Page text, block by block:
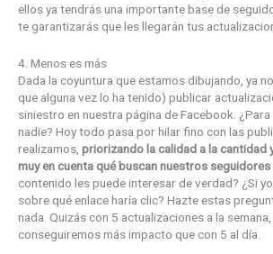
ellos ya tendrás una importante base de
te garantizarás que les llegarán tus
4. Menos es más
Dada la coyuntura que estamos dibujando, ya
que alguna vez lo ha tenido) publicar
siniestro en nuestra página de Facebook.
nadie? Hoy todo pasa por hilar fino con las
realizamos, priorizando la calidad a la cantidad
muy en cuenta qué buscan nuestros
contenido les puede interesar de verdad? ¿Si
sobre qué enlace haría clic? Hazte estas
nada. Quizás con 5 actualizaciones a la
conseguiremos más impacto que con 5 al día.